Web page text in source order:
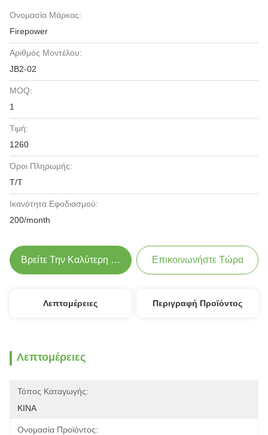
Ονομασία Μάρκας:
Firepower
Αριθμός Μοντέλου:
JB2-02
MOQ:
1
Τιμή:
1260
Όροι Πληρωμής:
T/T
Ικανότητα Εφοδιασμού:
200/month
Βρείτε Την Καλύτερη Τιμή Επικοινωνήστε Τώρα
Λεπτομέρειες Περιγραφή Προϊόντος
Λεπτομέρειες
Τόπος Καταγωγής:
ΚΙΝΑ
Ονομασία Προϊόντος: